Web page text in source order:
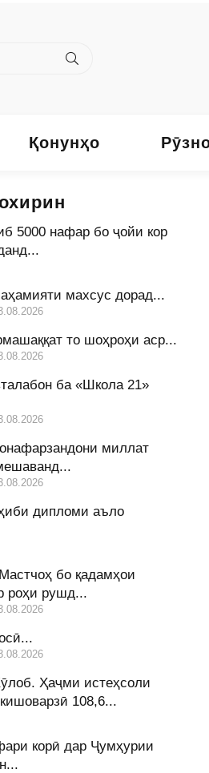
Қонунҳо
5000 нафар бо ҷойи кор
махсус дорад...
то шоҳроҳи аср...
ба «Школа 21»
миллат
дипломи аъло
бо қадамҳои
роҳи рушд...
Ҳаҷми истеҳсоли
108,6...
корӣ дар Ҷумҳурии